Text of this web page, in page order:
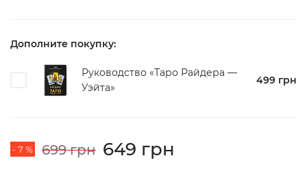
Дополните покупку:
Руководство «Таро Райдера —
Уэйта»
499 грн
- 7 % 699 грн 649 грн